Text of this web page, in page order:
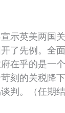
示英美两国
了先例。全
在乎的是一
刻的关税降
判。（任期